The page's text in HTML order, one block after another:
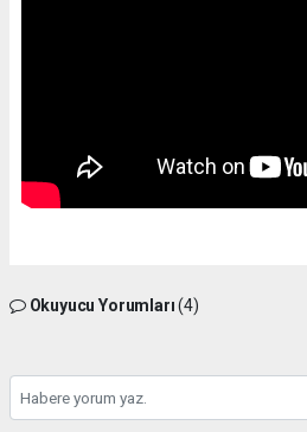
Okuyucu Yorumları(4)